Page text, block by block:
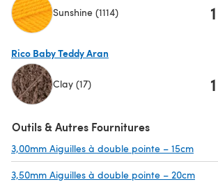
Sunshine (1114) 1
Rico Baby Teddy Aran
Clay (17) 1
Outils & Autres Fournitures
3,00mm Aiguilles à double pointe – 15cm
3,50mm Aiguilles à double pointe – 20cm